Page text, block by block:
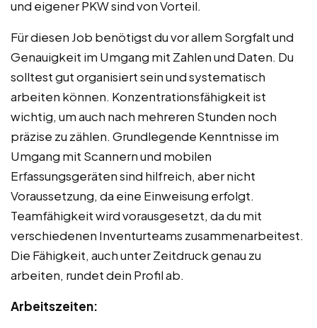
und eigener PKW sind von Vorteil.
Für diesen Job benötigst du vor allem Sorgfalt und
Genauigkeit im Umgang mit Zahlen und Daten. Du
solltest gut organisiert sein und systematisch
arbeiten können. Konzentrationsfähigkeit ist
wichtig, um auch nach mehreren Stunden noch
präzise zu zählen. Grundlegende Kenntnisse im
Umgang mit Scannern und mobilen
Erfassungsgeräten sind hilfreich, aber nicht
Voraussetzung, da eine Einweisung erfolgt.
Teamfähigkeit wird vorausgesetzt, da du mit
verschiedenen Inventurteams zusammenarbeitest.
Die Fähigkeit, auch unter Zeitdruck genau zu
arbeiten, rundet dein Profil ab.
Arbeitszeiten: